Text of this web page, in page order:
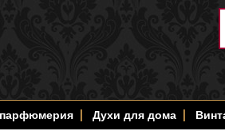
парфюмерия Духи для дома